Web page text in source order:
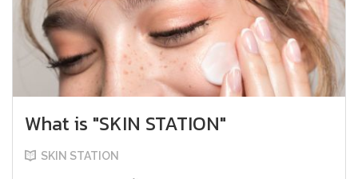
What is "SKIN STATION"
SKIN STATION